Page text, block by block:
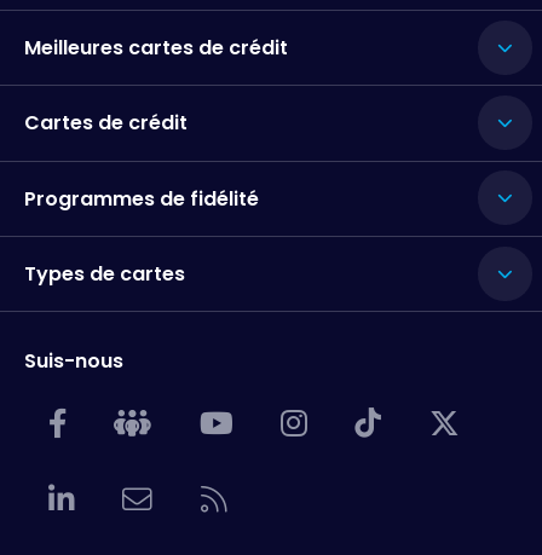
Meilleures cartes de crédit
Cartes de crédit
Programmes de fidélité
Types de cartes
Suis-nous